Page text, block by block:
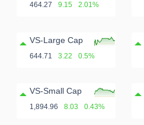
464.27 9.15 2.01%
VS-Large Cap
644.71 3.22 0.5%
VS-Small Cap
1,894.96 8.03 0.43%